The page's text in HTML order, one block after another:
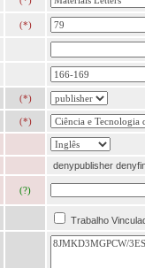
(*)
(*)
(*)
denypublisher
(?)
Trabalho